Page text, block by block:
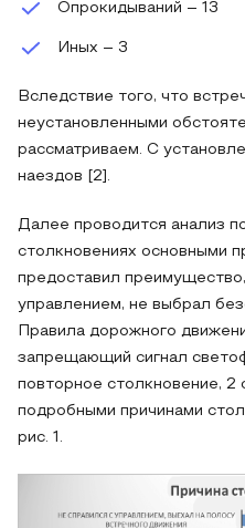
Опрокидываний – 13
Иных – 3
Вследствие того, что
неустановленными
рассматриваем. С
наездов [2].
Далее проводится анализ
столкновениях основными
предоставил
управлением, не выбрал
Правила дорожного
запрещающий сигнал
повторное столкновение, 2
подробными причинами
рис. 1.